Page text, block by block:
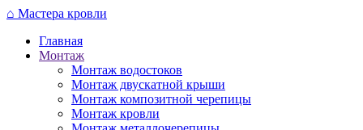
Перейти
основному
содержанию
⌂ Мастера кровли
Главная
Монтаж
Монтаж водостоков
Монтаж двускатной крыши
Монтаж композитной черепицы
Монтаж кровли